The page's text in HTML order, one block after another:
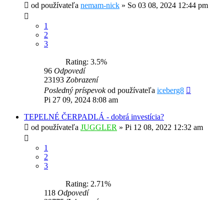
od používateľa nemam-nick » So 03 08, 2024 12:44 pm
1
2
3
Rating: 3.5%
96 Odpovedí
23193 Zobrazení
Posledný príspevokod používateľa iceberg8
Pi 27 09, 2024 8:08 am
TEPELNÉ ČERPADLÁ - dobrá investícia?
od používateľa JUGGLER » Pi 12 08, 2022 12:32 am
1
2
3
Rating: 2.71%
118 Odpovedí